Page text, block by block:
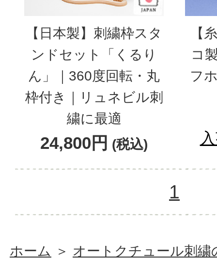
【日本製】刺繍枠スタ
ンドセット「くるり
ん」｜360度回転・丸
枠付き｜リュネビル刺
繍に最適
24,800円 (税込)
【
コ
フ
1
ホーム ＞ オートクチュール刺繍